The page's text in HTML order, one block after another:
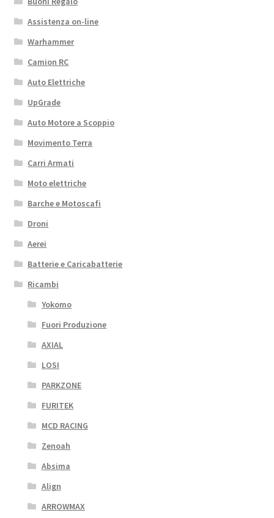
Assistenza on-line
Warhammer
Camion RC
Auto Elettriche
UpGrade
Auto Motore a Scoppio
Movimento Terra
Carri Armati
Moto elettriche
Barche e Motoscafi
Droni
Aerei
Batterie e Caricabatterie
Ricambi
Yokomo
Fuori Produzione
AXIAL
LOSI
PARKZONE
FURITEK
MCD RACING
Zenoah
Absima
Align
ARROWMAX